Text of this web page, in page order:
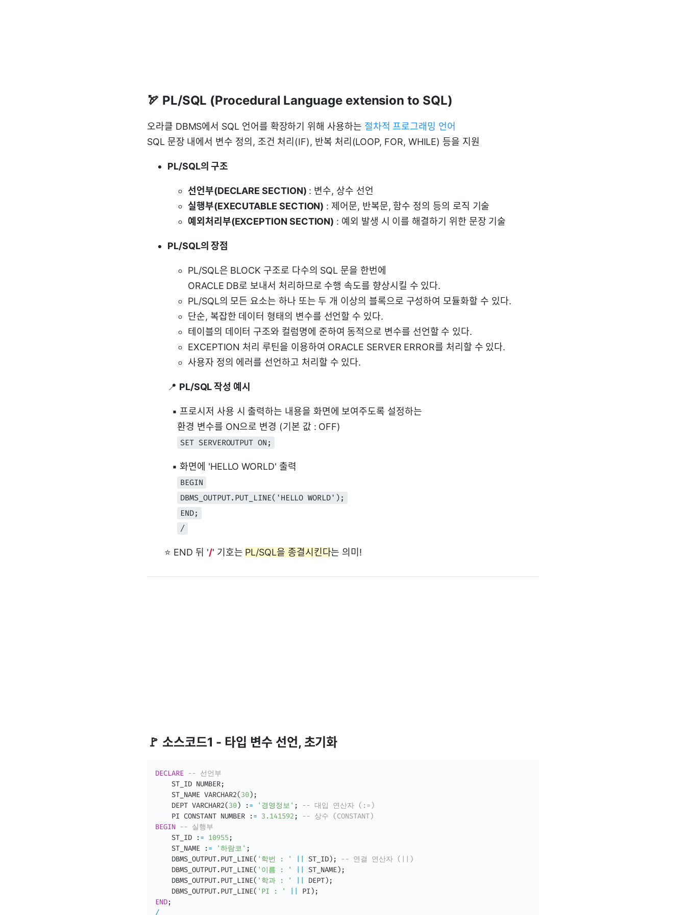
🏹 PL/SQL (Procedural Language extension to SQL)
오라클 DBMS에서 SQL 언어를 확장하기 위해 사용하는 절차적 프로그래밍 언어
SQL 문장 내에서 변수 정의, 조건 처리(IF), 반복 처리(LOOP, FOR, WHILE) 등을 지원
PL/SQL의 구조
선언부(DECLARE SECTION) : 변수, 상수 선언
실행부(EXECUTABLE SECTION) : 제어문, 반복문, 함수 정의 등의 로직 기술
예외처리부(EXCEPTION SECTION) : 예외 발생 시 이를 해결하기 위한 문장 기술
PL/SQL의 장점
PL/SQL은 BLOCK 구조로 다수의 SQL 문을 한번에
ORACLE DB로 보내서 처리하므로 수행 속도를 향상시킬 수 있다.
PL/SQL의 모든 요소는 하나 또는 두 개 이상의 블록으로 구성하여 모듈화할 수 있다.
단순, 복잡한 데이터 형태의 변수를 선언할 수 있다.
테이블의 데이터 구조와 컬럼명에 준하여 동적으로 변수를 선언할 수 있다.
EXCEPTION 처리 루틴을 이용하여 ORACLE SERVER ERROR를 처리할 수 있다.
사용자 정의 에러를 선언하고 처리할 수 있다.
📍 PL/SQL 작성 예시
▪ 프로시저 사용 시 출력하는 내용을 화면에 보여주도록 설정하는
환경 변수를 ON으로 변경 (기본 값 : OFF)
SET SERVEROUTPUT ON;
▪ 화면에 'HELLO WORLD' 출력
BEGIN
DBMS_OUTPUT.PUT_LINE('HELLO WORLD');
END;
/
⭐ END 뒤 '/' 기호는 PL/SQL을 종결시킨다는 의미!
🚩 소스코드1 - 타입 변수 선언, 초기화
DECLARE -- 선언부
    ST_ID NUMBER
;
    ST_NAME VARCHAR2
(30) ;
    DEPT VARCHAR2
(30) := '경영정보' ;
-- 대입 연산자 (:=)
    PI CONSTANT NUMBER :
= 3.141592 ;
-- 상수 (CONSTANT)
BEGIN -- 실행부
    ST_ID :
= 10955 ;
    ST_NAME :
= '하람코' ;
    DBMS_OUTPUT
.PUT_LINE( '학번 : ' ST_ID) ;
-- 연결 연산자 (||)
    DBMS_OUTPUT
.PUT_LINE( '이름 : ' ST_NAME) ;
    DBMS_OUTPUT
.PUT_LINE( '학과 : ' DEPT) ;
    DBMS_OUTPUT
.PUT_LINE( 'PI : ' PI ) ;
END;
/